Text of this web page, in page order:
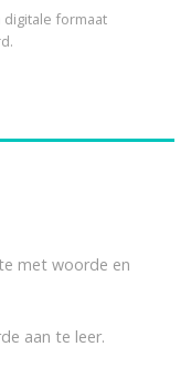
formaat
met woorde en
aan te leer.